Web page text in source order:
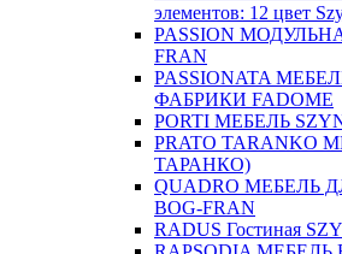
элементов: 12 цвет
PASSION
FRAN
PASSIONATA
ФАБРИКИ FADOME
PORTI МЕБЕЛЬ
PRATO TARANKO
ТАРАНКО)
QUADRO МЕБЕЛЬ
BOG-FRAN
RADUS Гостиная